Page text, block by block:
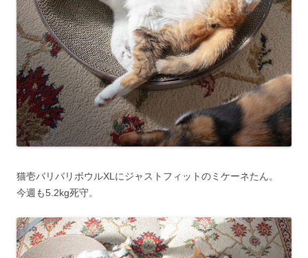
猫壱バリバリボウルXLにジャストフィットのミケーネたん。
今週も5.2kg死守。